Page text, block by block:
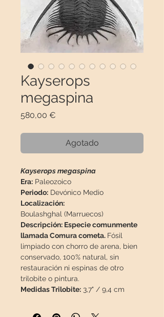
Kayserops
megaspina
580,00 €
Agotado
Kayserops megaspina
Era: Paleozoico
Periodo: Devónico Medio
Localización:
Boulashghal (Marruecos)
Descripción: Especie comunmente
llamada Comura cometa. Fósil
limpiado con chorro de arena, bien
conservado, 100% natural, sin
restauración ni espinas de otro
trilobite o pintura.
Medidas Trilobite: 3,7" / 9,4 cm
12,5 x 9,6 x 5,5cm